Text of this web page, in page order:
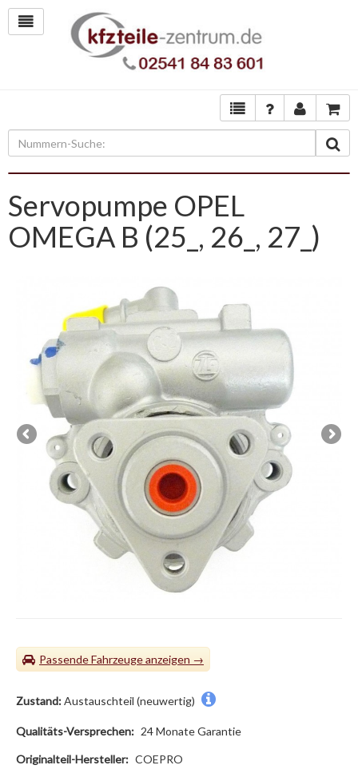
Servopumpe OPEL
OMEGA B (25_, 26_, 27_)
Passende Fahrzeuge
Zustand:Austauschteil (neuwertig)
Qualitäts-Versprechen: 24 Monate Garantie
Originalteil-Hersteller: COEPRO